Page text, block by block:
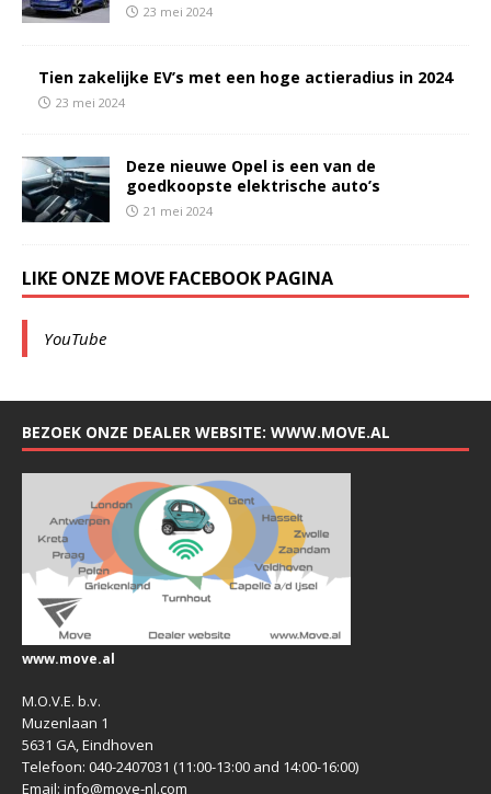
23 mei 2024
Tien zakelijke EV’s met een hoge actieradius in 2024
23 mei 2024
Deze nieuwe Opel is een van de
goedkoopste elektrische auto’s
21 mei 2024
LIKE ONZE MOVE FACEBOOK PAGINA
YouTube
BEZOEK ONZE DEALER WEBSITE: WWW.MOVE.AL
www.move.al
M.O.V.E. b.v.
Muzenlaan 1
5631 GA, Eindhoven
Telefoon: 040-2407031 (11:00-13:00 and 14:00-16:00)
Email: info@move-nl.com